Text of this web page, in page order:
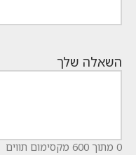
השאלה שלך
0 מתוך 600 מקסימום תווים